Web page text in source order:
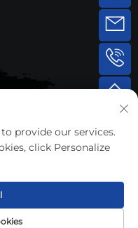
Phụ tùng ô tô Nansen
bảo mật
provide our services.
click Personalize